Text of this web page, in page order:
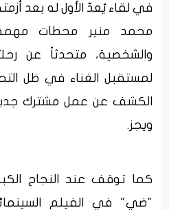
في لقاء يُعدّ الأول له بعد
محمد منير محطات
والشخصية، متحدثاً عن
لمستقبل الغناء في ظل
الكشف عن عمل مشترك
ويجز.
كما توقف عند النجاح
"ضي" في الفيلم